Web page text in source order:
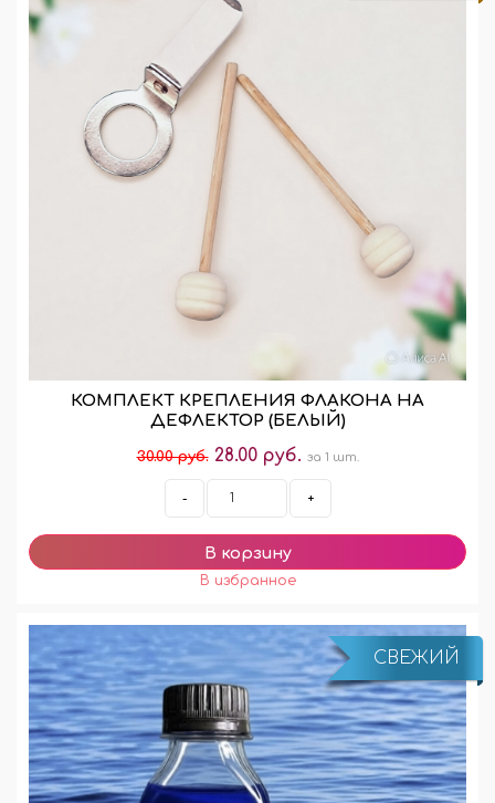
КОМПЛЕКТ КРЕПЛЕНИЯ ФЛАКОНА НА
ДЕФЛЕКТОР (БЕЛЫЙ)
30.00 руб. 28.00 руб. за 1 шт.
- +
СВЕЖИЙ